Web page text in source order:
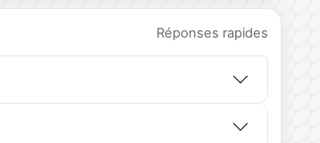
Réponses rapides